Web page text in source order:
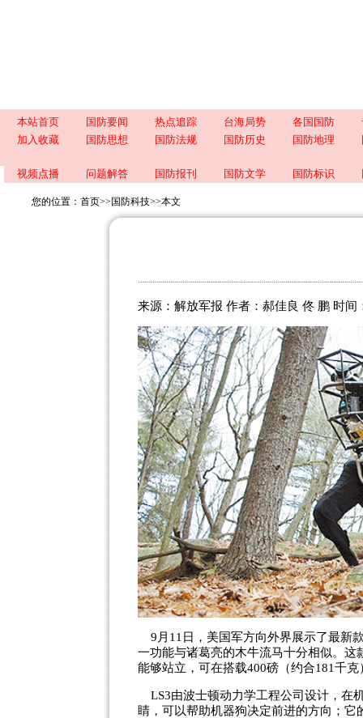
本站首页 国防要闻 热点追踪 台海局势 各国国防
加入收藏
国防思想 国防法规 国防历史 国防地理
视频点播 问题解答 国防报刊 国防文学 国防标识
您的位置： 首页>> 国防科技>>本文
来源：解放军报 作者：郝佳良 佟 鹏 时间
9月11日，美国军方向外界展示了最新
一功能与诸葛亮的木牛流马十分相似。这
能够站立，可在搭载400磅（约合181千
LS3由波士顿动力学工程公司设计，在
睛，可以帮助机器狗决定前进的方向；